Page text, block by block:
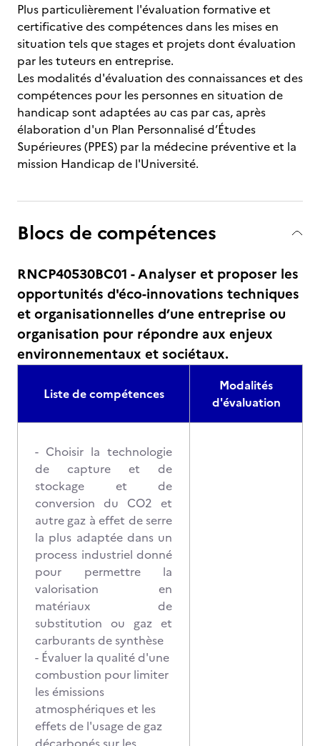
Plus particulièrement l'évaluation formative et
certificative des compétences dans les mises en
situation tels que stages et projets dont évaluation
par les tuteurs en entreprise.
Les modalités d'évaluation des connaissances et des
compétences pour les personnes en situation de
handicap sont adaptées au cas par cas, après
élaboration d'un Plan Personnalisé d’Études
Supérieures (PPES) par la médecine préventive et la
mission Handicap de l'Université.
Blocs de compétences
RNCP40530BC01 - Analyser et proposer les
opportunités d'éco-innovations techniques
et organisationnelles d’une entreprise ou
organisation pour répondre aux enjeux
environnementaux et sociétaux.
Liste de compétences
Modalités
d'évaluation
- Choisir la technologie
de capture et de
stockage et de
conversion du CO2 et
autre gaz à effet de serre
la plus adaptée dans un
process industriel donné
pour permettre la
valorisation en
matériaux de
substitution ou gaz et
carburants de synthèse
- Évaluer la qualité d'une
combustion pour limiter
les émissions
atmosphériques et les
effets de l'usage de gaz